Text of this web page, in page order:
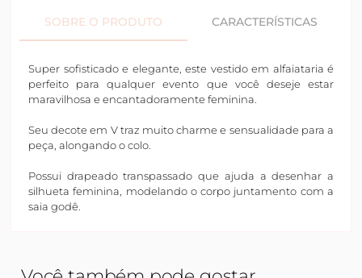
SOBRE O PRODUTO CARACTERÍSTICAS
Super sofisticado e elegante, este vestido em alfaiataria é
perfeito para qualquer evento que você deseje estar
maravilhosa e encantadoramente feminina.
Seu decote em V traz muito charme e sensualidade para a
peça, alongando o colo.
Possui drapeado transpassado que ajuda a desenhar a
silhueta feminina, modelando o corpo juntamento com a
saia godê.